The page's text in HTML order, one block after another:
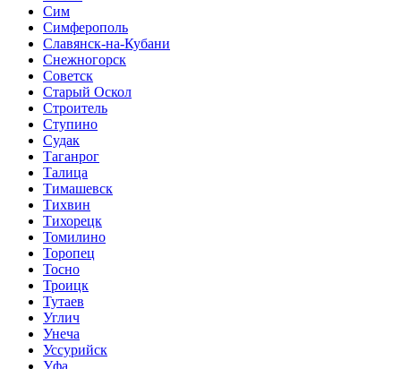
Сим
Симферополь
Славянск-на-Кубани
Снежногорск
Советск
Старый Оскол
Строитель
Ступино
Судак
Таганрог
Талица
Тимашевск
Тихвин
Тихорецк
Томилино
Торопец
Тосно
Троицк
Тутаев
Углич
Унеча
Уссурийск
Уфа